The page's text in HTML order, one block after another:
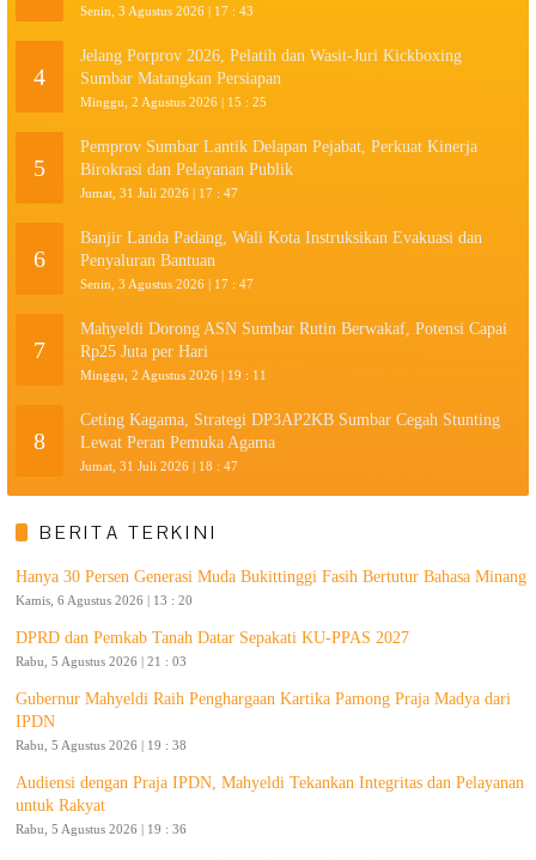
Senin, 3 Agustus 2026 | 17 : 43
4
Jelang Porprov 2026, Pelatih dan Wasit-Juri Kickboxing
Sumbar Matangkan Persiapan
Minggu, 2 Agustus 2026 | 15 : 25
5
Pemprov Sumbar Lantik Delapan Pejabat, Perkuat Kinerja
Birokrasi dan Pelayanan Publik
Jumat, 31 Juli 2026 | 17 : 47
6
Banjir Landa Padang, Wali Kota Instruksikan Evakuasi dan
Penyaluran Bantuan
Senin, 3 Agustus 2026 | 17 : 47
7
Mahyeldi Dorong ASN Sumbar Rutin Berwakaf, Potensi Capai
Rp25 Juta per Hari
Minggu, 2 Agustus 2026 | 19 : 11
8
Ceting Kagama, Strategi DP3AP2KB Sumbar Cegah Stunting
Lewat Peran Pemuka Agama
Jumat, 31 Juli 2026 | 18 : 47
BERITA TERKINI
Hanya 30 Persen Generasi Muda Bukittinggi Fasih Bertutur Bahasa Minang
Kamis, 6 Agustus 2026 | 13 : 20
DPRD dan Pemkab Tanah Datar Sepakati KU-PPAS 2027
Rabu, 5 Agustus 2026 | 21 : 03
Gubernur Mahyeldi Raih Penghargaan Kartika Pamong Praja Madya dari
IPDN
Rabu, 5 Agustus 2026 | 19 : 38
Audiensi dengan Praja IPDN, Mahyeldi Tekankan Integritas dan Pelayanan
untuk Rakyat
Rabu, 5 Agustus 2026 | 19 : 36